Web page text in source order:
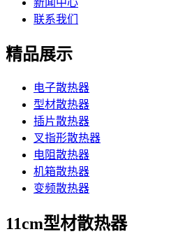
联系我们
精品展示
电子散热器
型材散热器
插片散热器
叉指形散热器
电阻散热器
机箱散热器
变频散热器
11cm型材散热器